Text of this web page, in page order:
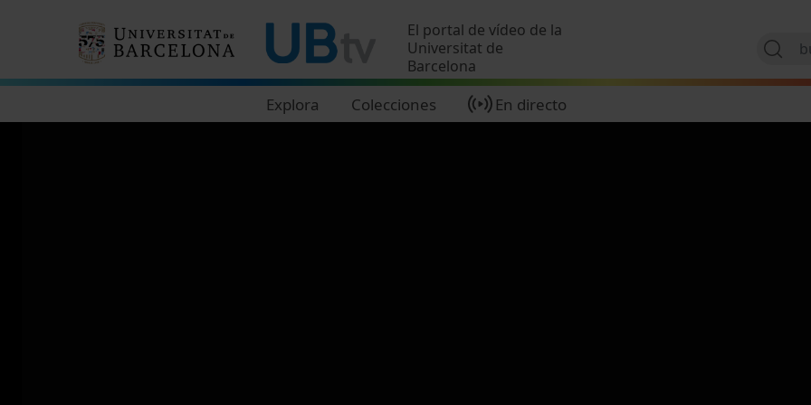
El portal de vídeo de la
Universitat de
Barcelona
Explora Colecciones En directo